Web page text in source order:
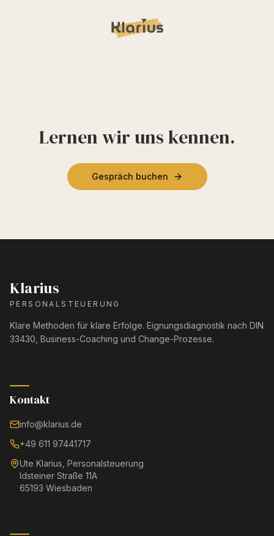
Lernen wir uns kennen.
Gespräch buchen
Klarius
PERSONALSTEUERUNG
Klare Methoden für klare Erfolge. Eignungsdiagnostik nach DIN
33430, Business-Coaching und Change-Prozesse.
Kontakt
info@klarius.de
+49 611 97441717
Ute Klarius, Personalsteuerung
Idsteiner Straße 11A
65193 Wiesbaden